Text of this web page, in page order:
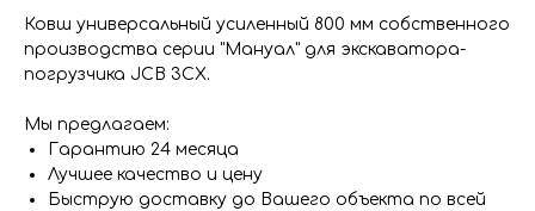
Ковш универсальный усиленный 800 мм собственного
производства серии "Мануал" для экскаватора-
погрузчика JCB 3CX.
Мы предлагаем:
Гарантию 24 месяца
Лучшее качество и цену
Быструю доставку до Вашего объекта по всей